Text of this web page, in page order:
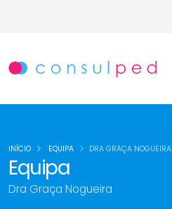
Equipa
Dra Graça Nogueira
INÍCIO EQUIPA DRA GRAÇA NOGUEIRA